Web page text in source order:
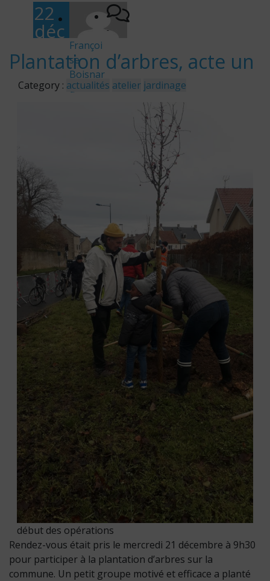
22
déc
em
bre
202
Françoi
se
Boisnar
d
-
Plantation d’arbres, acte un
Category : actualités atelier jardinage
début des opérations
Rendez-vous était pris le mercredi 21 décembre à 9h30
pour participer à la plantation d’arbres sur la
commune. Un petit groupe motivé et efficace a planté